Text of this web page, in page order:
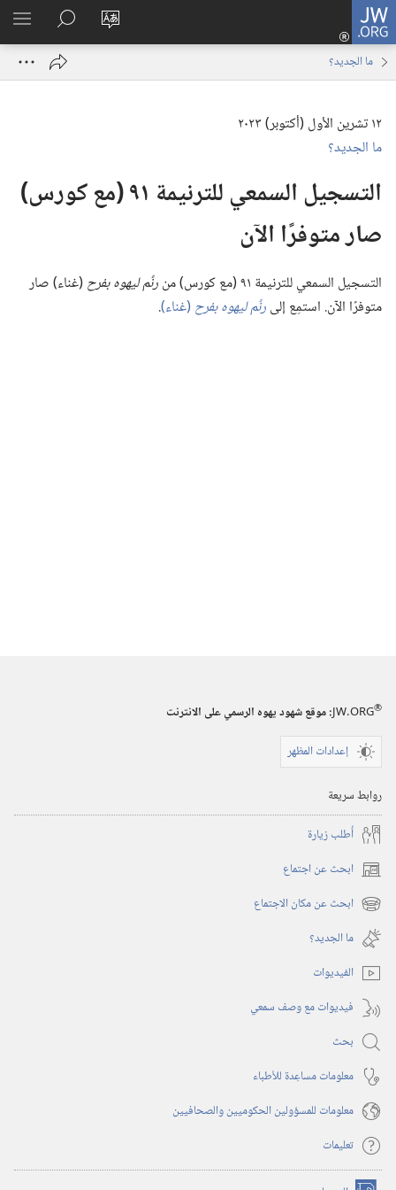
JW.ORG
تغيير
الموقع
تسجيل
الدخول
نافذة
البحث
في
JW.‎ORG
ما الجديد؟‏
١٢ تشرين الأول (‏أكتوبر)‏ ٢٠٢٣
ما الجديد؟‏
التسجيل السمعي للترنيمة ٩١ (‏مع كورس)‏
صار متوفرًا الآن
التسجيل السمعي للترنيمة ٩١ (‏مع كورس)‏ من رنِّم ليهوه بفرح(‏غناء)‏ صار
متوفرًا الآن.‏ استمِع إلىرنِّم ليهوه بفرح(‏غناء)‏‏.‏
JW.ORG®
:‏ موقع شهود يهوه الرسمي على الانترنت
إعدادات المظهر
روابط سريعة
أُطلب زيارة
ابحث عن اجتماع (يفتح
نافذة ابحث عن مكان الاجتماع (يفتح
نافذة
جديدة)
ما الجديد؟‏
الفيديوات
فيديوات مع وصف سمعي
بحث
معلومات مساعِدة للأطباء
معلومات للمسؤولين الحكوميين والصحافيين
تعليمات